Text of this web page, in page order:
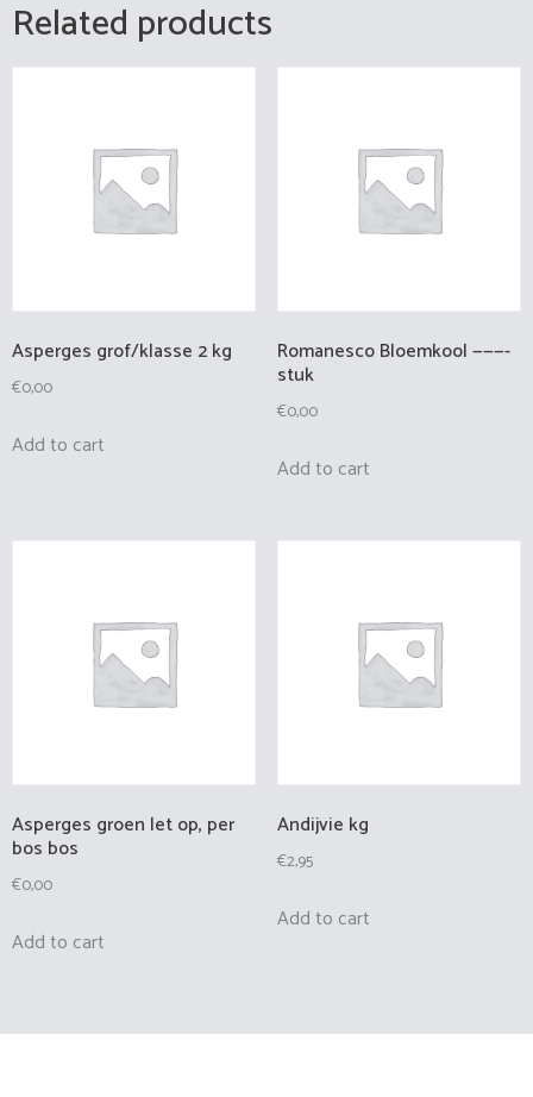
Related products
Asperges grof/klasse 2 kg
€0,00
Add to cart
Romanesco Bloemkool ———-
stuk
€0,00
Add to cart
Asperges groen let op, per
bos bos
€0,00
Add to cart
Andijvie kg
€2,95
Add to cart